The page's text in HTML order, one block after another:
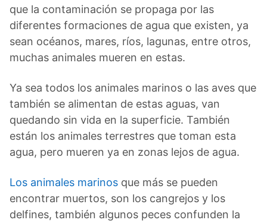
que la contaminación se propaga por las
diferentes formaciones de agua que existen, ya
sean océanos, mares, ríos, lagunas, entre otros,
muchas animales mueren en estas.
Ya sea todos los animales marinos o las aves que
también se alimentan de estas aguas, van
quedando sin vida en la superficie. También
están los animales terrestres que toman esta
agua, pero mueren ya en zonas lejos de agua.
Los animales marinos que más se pueden
encontrar muertos, son los cangrejos y los
delfines, también algunos peces confunden la